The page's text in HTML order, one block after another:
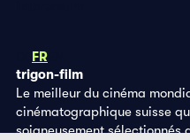
FR
trigon-film
Le meilleur du cinéma
cinématographique suisse
soigneusement sélectionnés